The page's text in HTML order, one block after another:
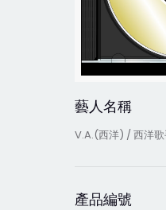
藝人名稱
V.A.(西洋) / 西洋
產品編號